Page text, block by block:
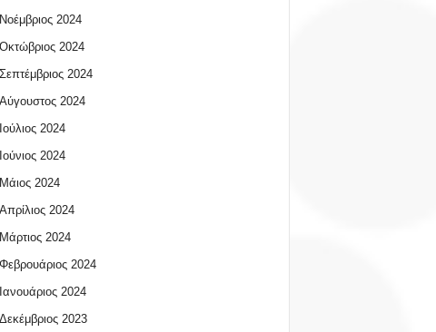
Νοέμβριος 2024
Οκτώβριος 2024
Σεπτέμβριος 2024
Αύγουστος 2024
Ιούλιος 2024
Ιούνιος 2024
Μάιος 2024
Απρίλιος 2024
Μάρτιος 2024
Φεβρουάριος 2024
Ιανουάριος 2024
Δεκέμβριος 2023